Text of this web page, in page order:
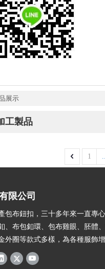
展示
工製品
1
限公司
包布鈕扣，三十多年來一直專
、布包釦環、包布雞眼、胚體
外圈等款式多樣，為各種服飾增